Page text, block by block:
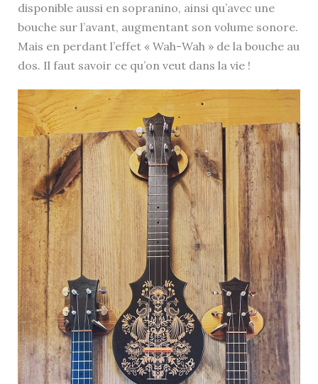
disponible aussi en sopranino, ainsi qu’avec une
bouche sur l’avant, augmentant son volume sonore.
Mais en perdant l’effet « Wah-Wah » de la bouche au
dos. Il faut savoir ce qu’on veut dans la vie !